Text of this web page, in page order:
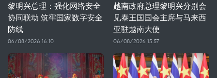
黎明兴总理：强化网络安全
协同联动 筑牢国家数字安全
防线
06/08/2026 16:10
越南政府总理黎明兴分别会
见泰王国国会主席与马来西
亚驻越南大使
06/08/2026 15:57